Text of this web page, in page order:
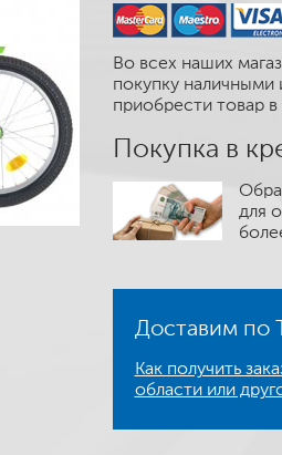
Во всех наших
покупку наличными
приобрести товар в
Покупка в
для
Доставим по
Как получить
области или